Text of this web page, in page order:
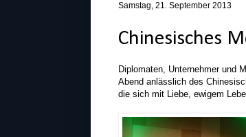
Samstag, 21. September 2013
Chinesisches
Diplomaten, Unternehmer und
Abend anlässlich des
die sich mit Liebe, ewigem